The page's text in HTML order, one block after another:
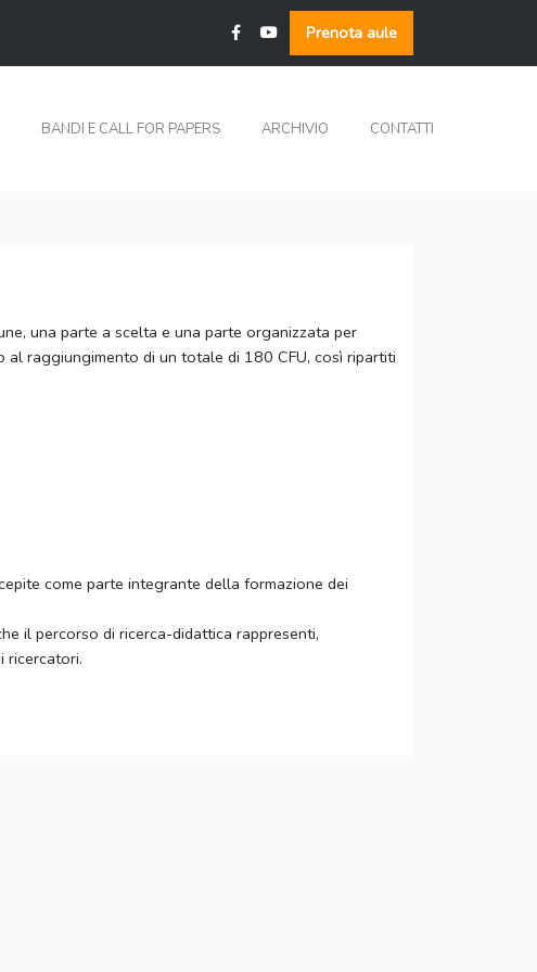
Prenota aule
BANDI E CALL FOR PAPERS ARCHIVIO CONTATTI
una parte a scelta e una parte organizzata per
al raggiungimento di un totale di 180 CFU, così ripartiti
come parte integrante della formazione dei
il percorso di ricerca-didattica rappresenti,
ricercatori.